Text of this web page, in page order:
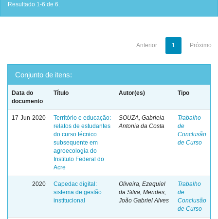
Resultado 1-6 de 6.
Anterior 1 Próximo
Conjunto de itens:
Data do
documento
Título Autor(es) Tipo
17-Jun-2020
Território e educação:
relatos de estudantes
do curso técnico
subsequente em
agroecologia do
Instituto Federal do
Acre
SOUZA, Gabriela
Antonia da Costa
Trabalho
de
Conclusão
de Curso
2020
Capedac digital:
sistema de gestão
institucional
Oliveira, Ezequiel
da Silva; Mendes,
João Gabriel Alves
Trabalho
de
Conclusão
de Curso